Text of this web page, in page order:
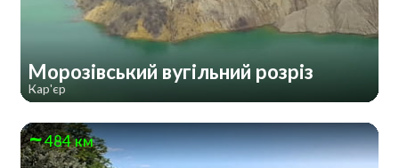
Морозівський вугільний розріз
Кар'єр
484 км